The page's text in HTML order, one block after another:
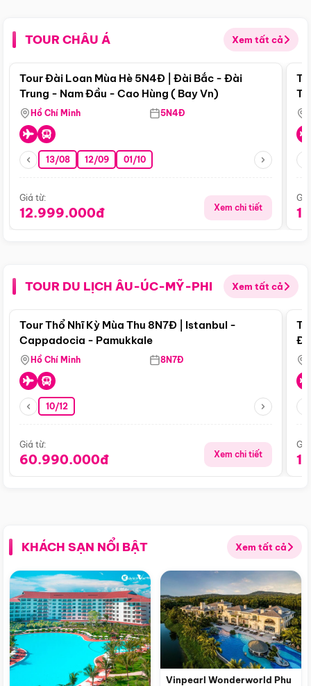
TOUR CHÂU Á Xem tất cả
Điểm nổi bật
Tour Đài Loan Mùa Hè 5N4Đ | Đài Bắc - Đài
Trung - Nam Đầu - Cao Hùng ( Bay Vn)
Hồ Chí Minh 5N4Đ
13/08 12/09 01/10
Giá từ:
12.999.000đ Xem chi tiết
TOUR DU LỊCH ÂU-ÚC-MỸ-PHI Xem tất cả
Điểm nổi bật
Tour Thổ Nhĩ Kỳ Mùa Thu 8N7Đ | Istanbul -
Cappadocia - Pamukkale
Hồ Chí Minh 8N7Đ
10/12
Giá từ:
60.990.000đ Xem chi tiết
KHÁCH SẠN NỔI BẬT Xem tất cả
Vinpearl Wonderworld Phu